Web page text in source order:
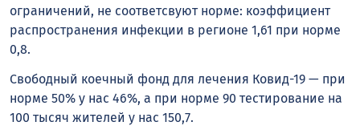
ограничений, не соответсвуют норме: коэффициент
распространения инфекции в регионе 1,61 при норме
0,8.
Свободный коечный фонд для лечения Ковид-19 — при
норме 50% у нас 46%, а при норме 90 тестирование на
100 тысяч жителей у нас 150,7.